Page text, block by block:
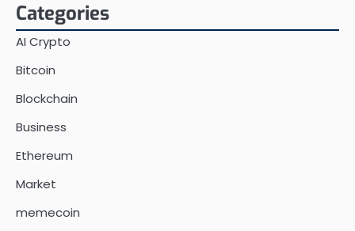
Categories
AI Crypto
Bitcoin
Blockchain
Business
Ethereum
Market
memecoin